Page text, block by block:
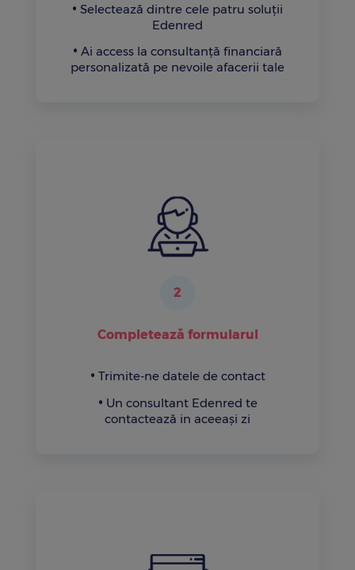
Selectează dintre cele patru soluții
Edenred
Ai access la consultanță financiară
personalizată pe nevoile afacerii tale
2
Completează formularul
Trimite-ne datele de contact
Un consultant Edenred te
contactează in aceeași zi